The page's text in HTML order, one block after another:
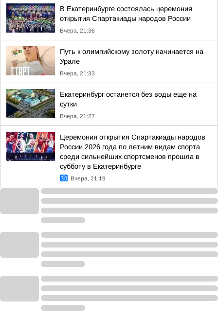
В Екатеринбурге состоялась церемония
открытия Спартакиады народов России
Вчера, 21:36
Путь к олимпийскому золоту начинается на
Урале
Вчера, 21:33
Екатеринбург останется без воды еще на
сутки
Вчера, 21:27
Церемония открытия Спартакиады народов
России 2026 года по летним видам спорта
среди сильнейших спортсменов прошла в
субботу в Екатеринбурге
Вчера, 21:19